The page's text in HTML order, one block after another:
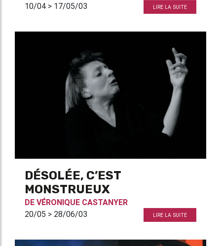
10/04 > 17/05/03
LIRE LA SUITE
DÉSOLÉE, C’EST
MONSTRUEUX
DE VÉRONIQUE CASTANYER
20/05 > 28/06/03
LIRE LA SUITE